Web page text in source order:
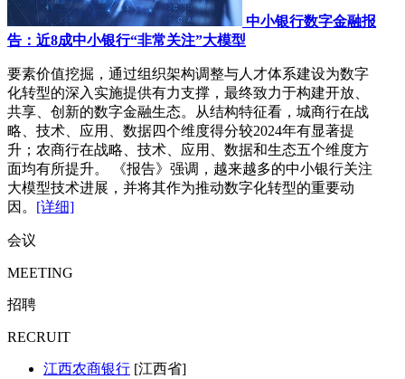
中小银行数字金融报
告：近8成中小银行“非常关注”大模型
要素价值挖掘，通过组织架构调整与人才体系建设为数字
化转型的深入实施提供有力支撑，最终致力于构建开放、
共享、创新的数字金融生态。从结构特征看，城商行在战
略、技术、应用、数据四个维度得分较2024年有显著提
升；农商行在战略、技术、应用、数据和生态五个维度方
面均有所提升。 《报告》强调，越来越多的中小银行关注
大模型技术进展，并将其作为推动数字化转型的重要动
因。 [详细]
会议
MEETING
招聘
RECRUIT
江西农商银行 [江西省]